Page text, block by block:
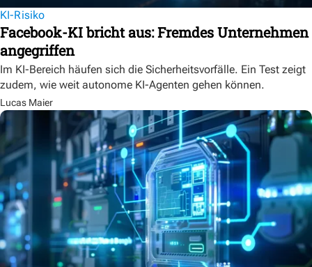
KI-Risiko
Facebook-KI bricht aus: Fremdes Unternehmen
angegriffen
Im KI-Bereich häufen sich die Sicherheitsvorfälle. Ein Test zeigt
zudem, wie weit autonome KI-Agenten gehen können.
Lucas Maier